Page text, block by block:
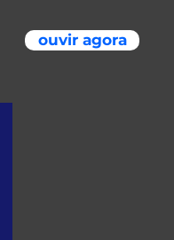
ouvir agora